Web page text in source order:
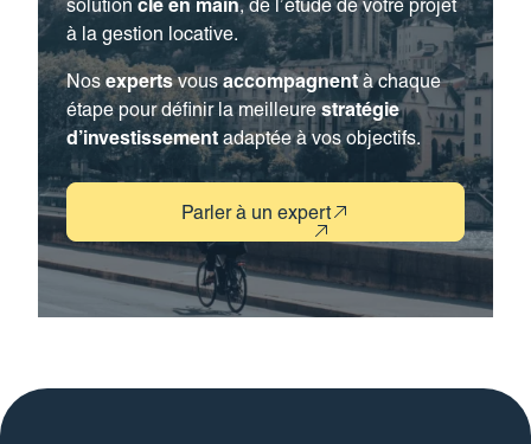
solution clé en main, de l’étude de votre projet
à la gestion locative.
Nos expertsvousaccompagnent à chaque
étape pour définir la meilleurestratégie
d’investissement adaptée à vos objectifs.
Parler à un expert